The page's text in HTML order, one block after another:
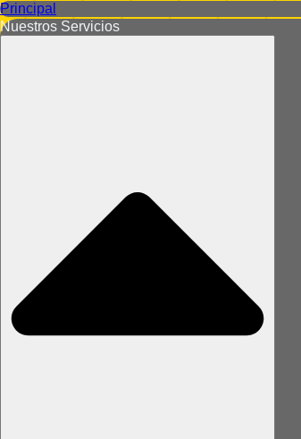
Principal
Nuestros Servicios